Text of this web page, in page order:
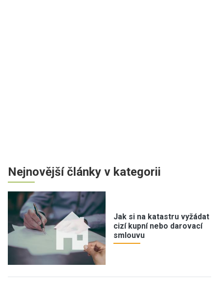
Nejnovější články v kategorii
Jak si na katastru vyžádat
cizí kupní nebo darovací
smlouvu